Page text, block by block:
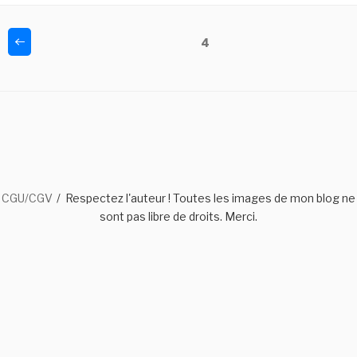
Navigation
des
Page
précédente
Page4
CGU/CGV
Respectez l'auteur ! Toutes les images de mon blog ne
sont pas libre de droits. Merci.